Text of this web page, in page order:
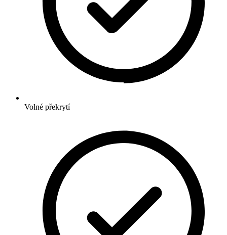
Volné překrytí